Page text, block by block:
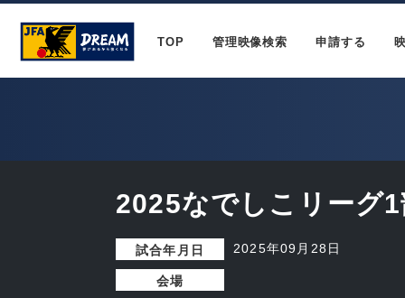
TOP 管理映像検索 申請する
2025なでしこリーグ
試合年月日 2025年09月28日
会場